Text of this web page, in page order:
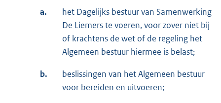
a.
het Dagelijks bestuur van Samenwerking
De Liemers te voeren, voor zover niet bij
of krachtens de wet of de regeling het
Algemeen bestuur hiermee is belast;
b.
beslissingen van het Algemeen bestuur
voor bereiden en uitvoeren;